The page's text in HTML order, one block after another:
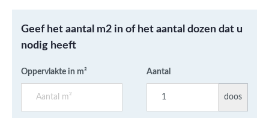
Geef het aantal m2 in of het aantal dozen dat u
nodig heeft
Oppervlakte in m² Aantal
doos